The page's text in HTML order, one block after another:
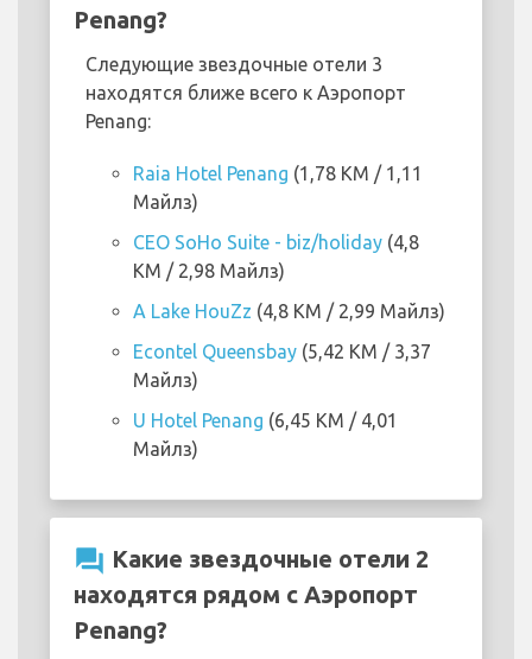
Penang?
Следующие звездочные отели 3
находятся ближе всего к Аэропорт
Penang:
Raia Hotel Penang (1,78 KM / 1,11
Майлз)
CEO SoHo Suite - biz/holiday (4,8
KM / 2,98 Майлз)
A Lake HouZz (4,8 KM / 2,99 Майлз)
Econtel Queensbay (5,42 KM / 3,37
Майлз)
U Hotel Penang (6,45 KM / 4,01
Майлз)
question_answer Какие звездочные отели 2
находятся рядом с Аэропорт
Penang?